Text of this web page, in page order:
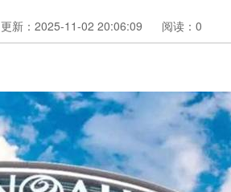
更新：2025-11-02 20:06:09 阅读： 0